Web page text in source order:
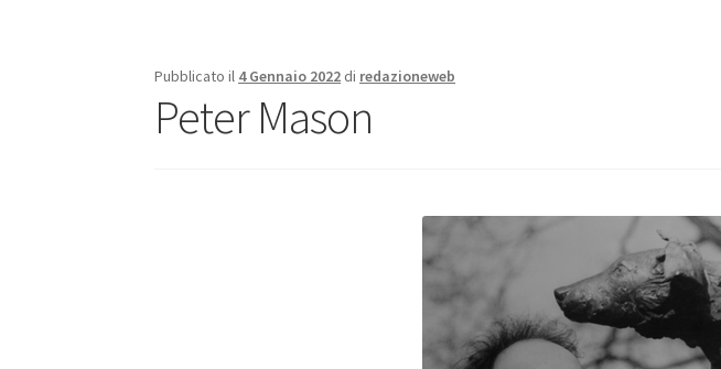
Pubblicato il 4 Gennaio 2022 di redazioneweb
Peter Mason